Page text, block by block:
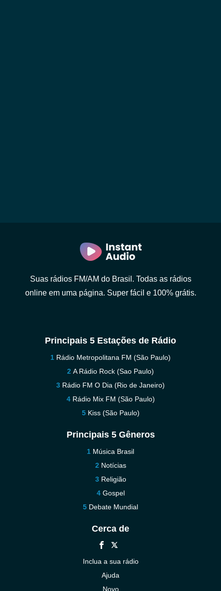
Suas rádios FM/AM do Brasil. Todas as rádios
online em uma página. Super fácil e 100% grátis.
Principais 5 Estações de Rádio
Rádio Metropolitana FM (São Paulo)
A Rádio Rock (Sao Paulo)
Rádio FM O Dia (Rio de Janeiro)
Rádio Mix FM (São Paulo)
Kiss (São Paulo)
Principais 5 Gêneros
Música Brasil
Notícias
Religião
Gospel
Debate Mundial
Cerca de
Inclua a sua rádio
Ajuda
Novo